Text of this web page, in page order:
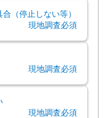
（停止しない等）
現地調査必須
現地調査必須
現地調査必須